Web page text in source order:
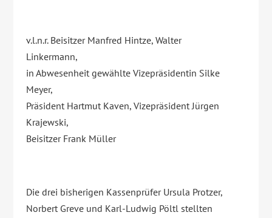
v.l.n.r. Beisitzer Manfred Hintze, Walter
Linkermann,
in Abwesenheit gewählte Vizepräsidentin Silke
Meyer,
Präsident Hartmut Kaven, Vizepräsident Jürgen
Krajewski,
Beisitzer Frank Müller
Die drei bisherigen Kassenprüfer Ursula Protzer,
Norbert Greve und Karl-Ludwig Pöltl stellten